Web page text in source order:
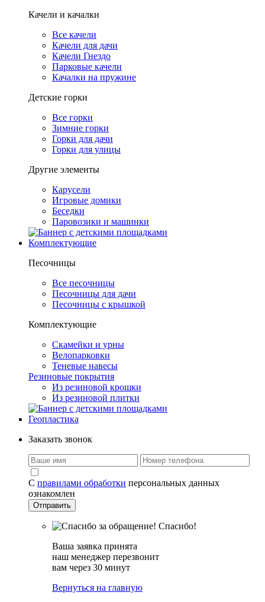
Качели и качалки
Все качели
Качели для дачи
Качели Гнездо
Парковые качели
Качалки на пружине
Детские горки
Все горки
Зимние горки
Горки для дачи
Горки для улицы
Другие элементы
Карусели
Игровые домики
Беседки
Паровозики и машинки
Комплектующие
Песочницы
Все песочницы
Песочницы для дачи
Песочницы с крышкой
Комплектующие
Скамейки и урны
Велопарковки
Теневые навесы
Резиновые покрытия
Из резиновой крошки
Из резиновой плитки
Геопластика
Заказать звонок
С правилами обработки персональных данных
ознакомлен
Спасибо!
Ваша заявка принята
наш менеджер перезвонит
вам через 30 минут
Вернуться на главную